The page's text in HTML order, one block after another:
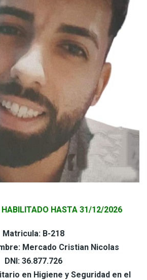
HABILITADO HASTA 31/12/2026
Matricula: B-218
Mercado Cristian Nicolas
DNI: 36.877.726
en Higiene y Seguridad en el